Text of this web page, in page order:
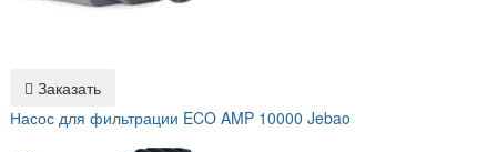
Заказать
Насос для фильтрации ECO AMP 10000 Jebao